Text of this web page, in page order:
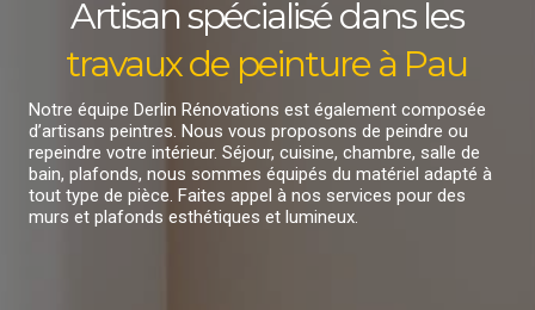
Artisan spécialisé dans les
travaux de peinture à Pau
Notre équipe Derlin Rénovations est également composée
d’artisans peintres. Nous vous proposons de peindre ou
repeindre votre intérieur. Séjour, cuisine, chambre, salle de
bain, plafonds, nous sommes équipés du matériel adapté à
tout type de pièce. Faites appel à nos services pour des
murs et plafonds esthétiques et lumineux.